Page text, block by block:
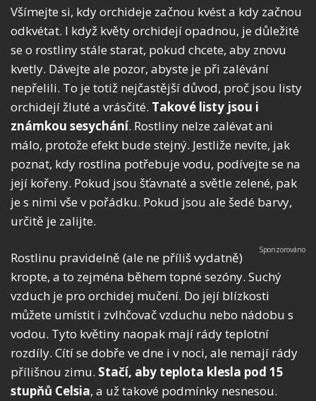
Všímejte si, kdy orchideje začnou kvést a kdy začnou
odkvétat. I když květy orchidejí opadnou, je důležité
se o rostliny stále starat, pokud chcete, aby znovu
kvetly. Dávejte ale pozor, abyste je při zalévání
nepřelili. To je totiž nejčastější důvod, proč jsou listy
orchidejí žluté a vrásčité. Takové listy jsou i
známkou sesychání. Rostliny nelze zalévat ani
málo, protože efekt bude stejný. Jestliže nevíte, jak
poznat, kdy rostlina potřebuje vodu, podívejte se na
její kořeny. Pokud jsou šťavnaté a světle zelené, pak
je s nimi vše v pořádku. Pokud jsou ale šedé barvy,
určitě je zalijte.
Rostlinu pravidelně (ale ne příliš vydatně)
kropte, a to zejména během topné sezóny. Suchý
vzduch je pro orchidej mučení. Do její blízkosti
můžete umístit i zvlhčovač vzduchu nebo nádobu s
vodou. Tyto květiny naopak mají rády teplotní
rozdíly. Cítí se dobře ve dne i v noci, ale nemají rády
přílišnou zimu. Stačí, aby teplota klesla pod 15
stupňů Celsia, a už takové podmínky nesnesou.